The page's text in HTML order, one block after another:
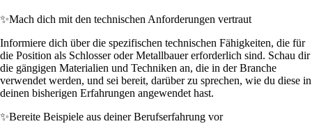
✨Mach dich mit den technischen Anforderungen vertraut
Informiere dich über die spezifischen technischen Fähigkeiten, die für
die Position als Schlosser oder Metallbauer erforderlich sind. Schau dir
die gängigen Materialien und Techniken an, die in der Branche
verwendet werden, und sei bereit, darüber zu sprechen, wie du diese in
deinen bisherigen Erfahrungen angewendet hast.
✨Bereite Beispiele aus deiner Berufserfahrung vor